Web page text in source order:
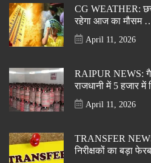
CG WEATHER:
रहेगा आज का मौसम
April 11, 2026
RAIPUR NEWS:
राजधानी में 5 हजार
April 11, 2026
TRANSFER
निरीक्षकों का बड़ा